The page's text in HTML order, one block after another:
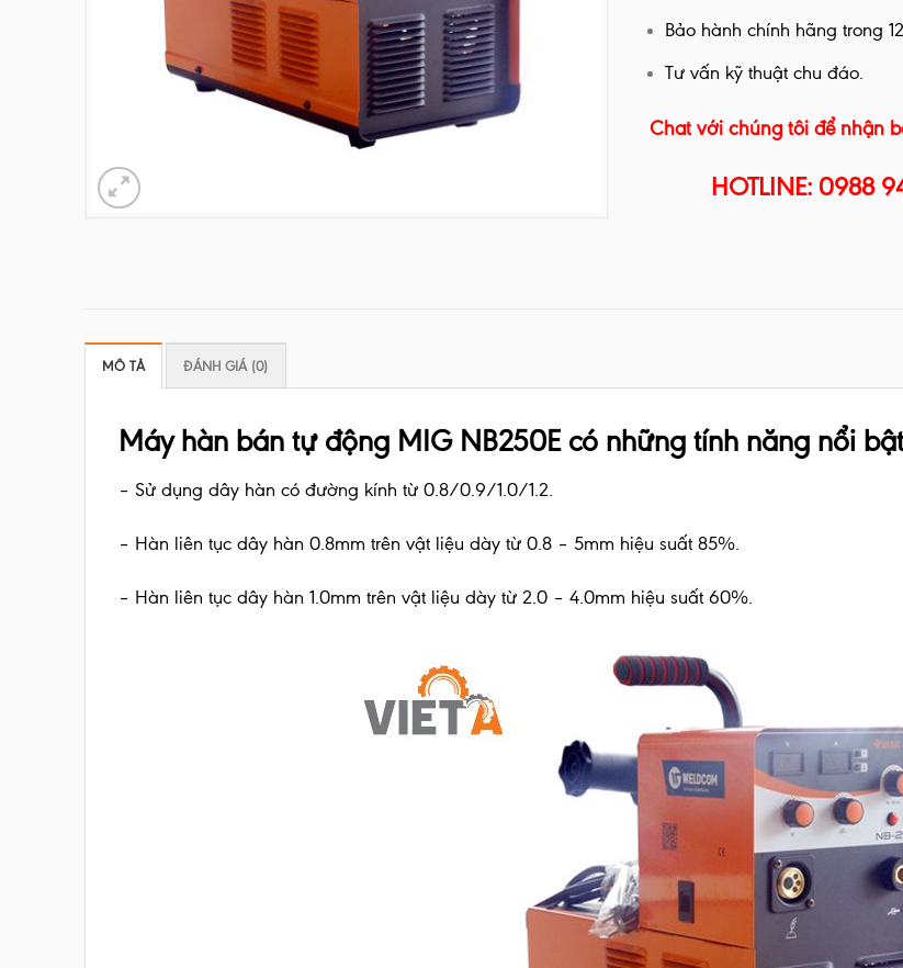
Bảo hành chính hãng trong
Tư vấn kỹ thuật chu đáo.
Chat với chúng tôi để nhận
HOTLINE: 0988
MÔ TẢ ĐÁNH GIÁ (0)
Máy hàn bán tự động MIG NB250E có những tính năng nổi
– Sử dụng dây hàn có đường kính từ 0.8/0.9/1.0/1.2.
– Hàn liên tục dây hàn 0.8mm trên vật liệu dày từ 0.8 – 5mm hiệu suất 85%.
– Hàn liên tục dây hàn 1.0mm trên vật liệu dày từ 2.0 – 4.0mm hiệu suất 60%.